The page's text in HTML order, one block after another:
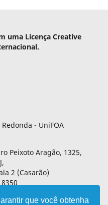
que você obtenha
uma Licença Creative
- UniFOA
Peixoto Aragão, 1325,
2 (Casarão)